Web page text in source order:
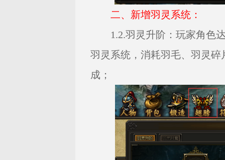
二、新增羽灵系统：
1.2.羽灵升阶：玩家角色
羽灵系统，消耗羽毛、羽灵
成；